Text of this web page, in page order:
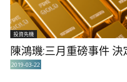
投資先機
陳鴻璣:三月重磅事件 決
2019-03-22